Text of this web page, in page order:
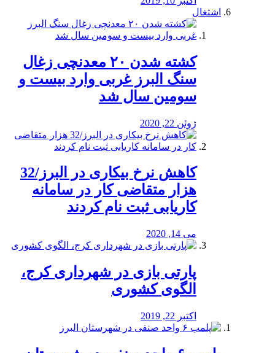
اشتغال
کشته شدن ۲۰ معدنچی زغال
سنگ البرز غربی وارد بیست و
سومین سال شد
ژوئن 22, 2020
کاهش نرخ بیکاری در البرز/32
هزار متقاضی کار در سامانه
کاریابی ثبت نام کردند
می 14, 2020
پارتی بازی در شهرداری کرج،
الگوی کشوری
اکتبر 22, 2019